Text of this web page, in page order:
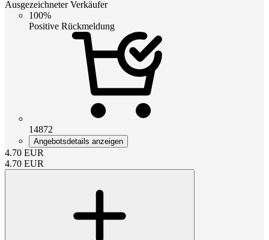
Ausgezeichneter Verkäufer
100%
Positive Rückmeldung
14872
Angebotsdetails anzeigen
4.70 EUR
4.70 EUR